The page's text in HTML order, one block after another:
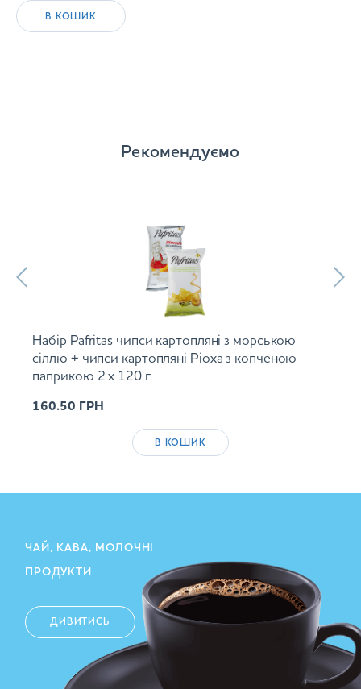
В КОШИК
Рекомендуємо
Набір Pafritas чипси картопляні з морською
сіллю + чипси картопляні Ріоха з копченою
паприкою 2 х 120 г
160.50 ГРН
В КОШИК
ЧАЙ, КАВА, МОЛОЧНІ
ПРОДУКТИ
ДИВИТИСЬ